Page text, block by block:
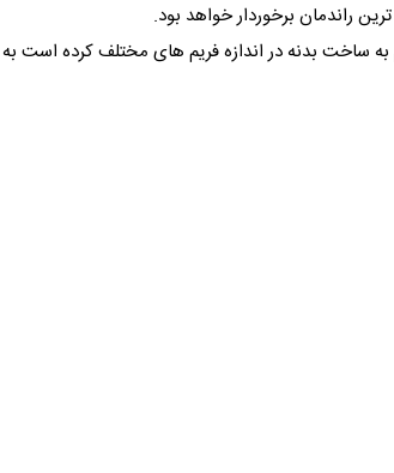
بدنه در اندازه فریم های مختلف کرده است به